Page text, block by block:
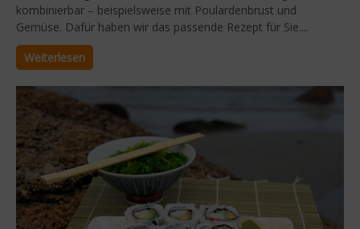
kombinierbar – beispielsweise mit Poulardenbrust und
Gemüse. Dafür haben wir das passende Rezept für Sie....
Weiterlesen